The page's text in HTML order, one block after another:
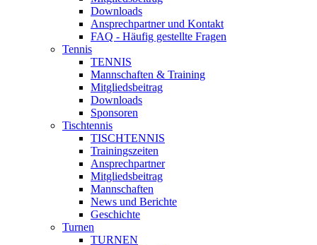
Downloads
Ansprechpartner und Kontakt
FAQ - Häufig gestellte Fragen
Tennis
TENNIS
Mannschaften & Training
Mitgliedsbeitrag
Downloads
Sponsoren
Tischtennis
TISCHTENNIS
Trainingszeiten
Ansprechpartner
Mitgliedsbeitrag
Mannschaften
News und Berichte
Geschichte
Turnen
TURNEN